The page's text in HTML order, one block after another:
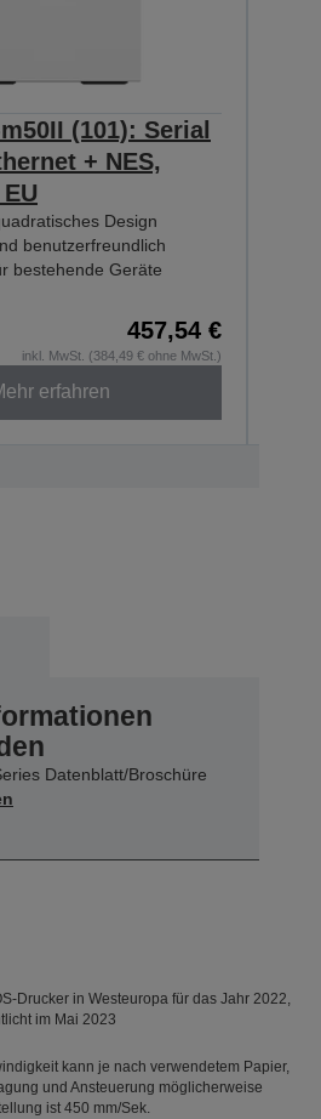
(101): Serial
+ NES,
Design
benutzerfreundlich
bestehende Geräte
457,54 €
inkl. MwSt. (384,49 € ohne MwSt.)
erfahren
Datenblatt/Broschüre
Drucker in Westeuropa für das Jahr 2022,
im Mai 2023
kann je nach verwendetem Papier,
und Ansteuerung möglicherweise
ist 450 mm/Sek.